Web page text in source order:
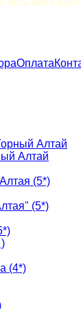
ВЕСЬ МИР В
Оплата
Алтай
Алтай
(5*)
(5*)
(4*)